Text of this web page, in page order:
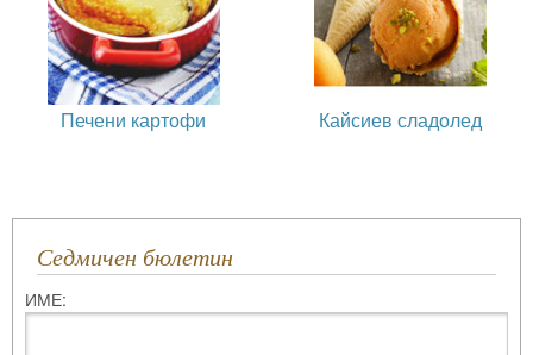
Печени картофи Кайсиев сладолед
Седмичен бюлетин
ИМЕ: